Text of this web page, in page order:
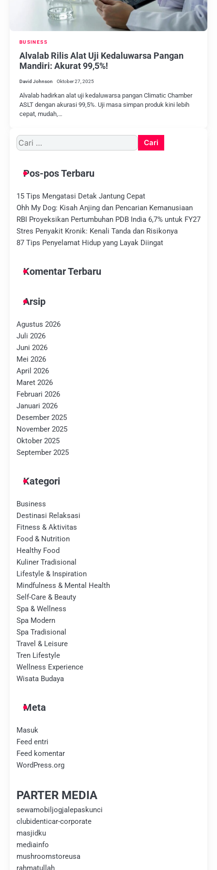
BUSINESS
Alvalab Rilis Alat Uji Kedaluwarsa Pangan
Mandiri: Akurat 99,5%!
David Johnson Oktober 27, 2025
Alvalab hadirkan alat uji kedaluwarsa pangan Climatic Chamber
ASLT dengan akurasi 99,5%. Uji masa simpan produk kini lebih
cepat, mudah,…
Cari
untuk:
Pos-pos Terbaru
15 Tips Mengatasi Detak Jantung Cepat
Ohh My Dog: Kisah Anjing dan Pencarian Kemanusiaan
RBI Proyeksikan Pertumbuhan PDB India 6,7% untuk FY27
Stres Penyakit Kronik: Kenali Tanda dan Risikonya
87 Tips Penyelamat Hidup yang Layak Diingat
Komentar Terbaru
Arsip
Agustus 2026
Juli 2026
Juni 2026
Mei 2026
April 2026
Maret 2026
Februari 2026
Januari 2026
Desember 2025
November 2025
Oktober 2025
September 2025
Kategori
Business
Destinasi Relaksasi
Fitness & Aktivitas
Food & Nutrition
Healthy Food
Kuliner Tradisional
Lifestyle & Inspiration
Mindfulness & Mental Health
Self-Care & Beauty
Spa & Wellness
Spa Modern
Spa Tradisional
Travel & Leisure
Tren Lifestyle
Wellness Experience
Wisata Budaya
Meta
Masuk
Feed entri
Feed komentar
WordPress.org
PARTER MEDIA
sewamobiljogjalepaskunci
clubidenticar-corporate
masjidku
mediainfo
mushroomstoreusa
rahmatullah